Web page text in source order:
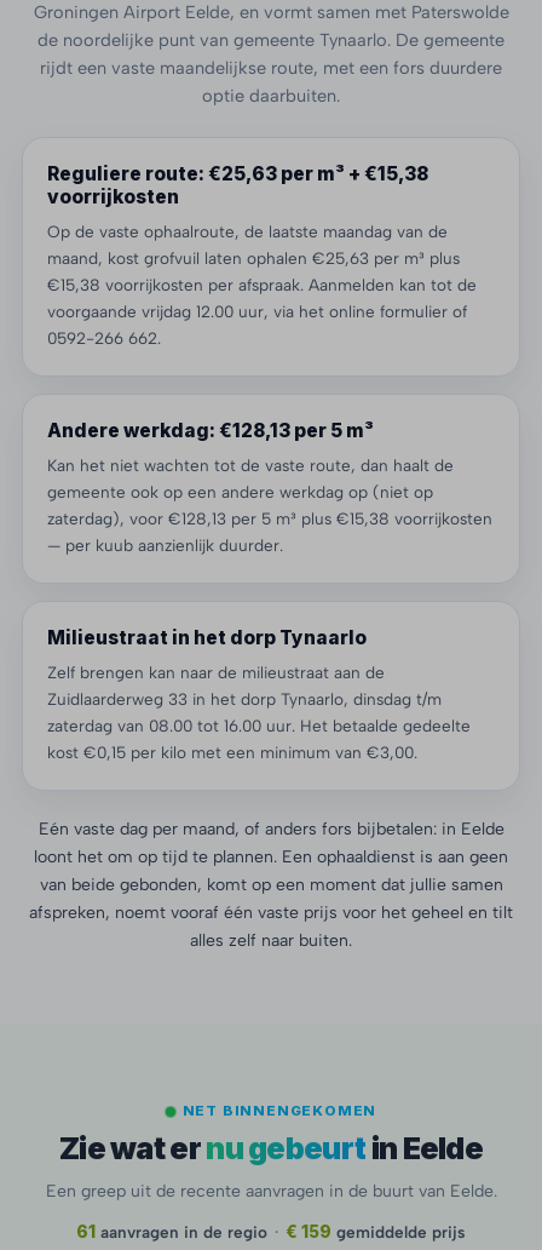
Groningen Airport Eelde, en vormt samen met Paterswolde
de noordelijke punt van gemeente Tynaarlo. De gemeente
rijdt een vaste maandelijkse route, met een fors duurdere
optie daarbuiten.
Reguliere route: €25,63 per m³ + €15,38
voorrijkosten
Op de vaste ophaalroute, de laatste maandag van de
maand, kost grofvuil laten ophalen €25,63 per m³ plus
€15,38 voorrijkosten per afspraak. Aanmelden kan tot de
voorgaande vrijdag 12.00 uur, via het online formulier of
0592-266 662.
Andere werkdag: €128,13 per 5 m³
Kan het niet wachten tot de vaste route, dan haalt de
gemeente ook op een andere werkdag op (niet op
zaterdag), voor €128,13 per 5 m³ plus €15,38 voorrijkosten
— per kuub aanzienlijk duurder.
Milieustraat in het dorp Tynaarlo
Zelf brengen kan naar de milieustraat aan de
Zuidlaarderweg 33 in het dorp Tynaarlo, dinsdag t/m
zaterdag van 08.00 tot 16.00 uur. Het betaalde gedeelte
kost €0,15 per kilo met een minimum van €3,00.
Eén vaste dag per maand, of anders fors bijbetalen: in Eelde
loont het om op tijd te plannen. Een ophaaldienst is aan geen
van beide gebonden, komt op een moment dat jullie samen
afspreken, noemt vooraf één vaste prijs voor het geheel en tilt
alles zelf naar buiten.
NET BINNENGEKOMEN
Zie wat ernu gebeurt in Eelde
Een greep uit de recente aanvragen in de buurt van Eelde.
61 aanvragen in de regio · € 159 gemiddelde prijs